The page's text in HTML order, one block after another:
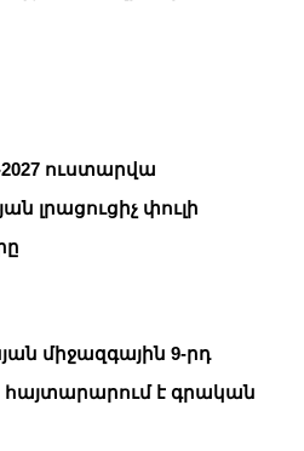
ուստարվա
լրացուցիչ փուլի
միջազգային 9-րդ
է գրական